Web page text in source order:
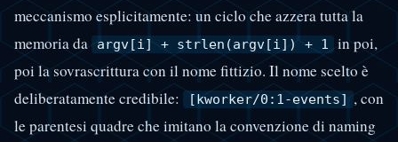
meccanismo esplicitamente: un ciclo che azzera tutta la
memoria da argv[i] + strlen(argv[i]) + 1 in poi,
poi la sovrascrittura con il nome fittizio. Il nome scelto è
deliberatamente credibile:
[kworker/0:1-events] , con
le parentesi quadre che imitano la convenzione di naming